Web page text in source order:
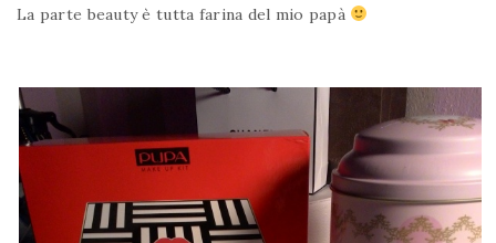
La parte beauty è tutta farina del mio papà